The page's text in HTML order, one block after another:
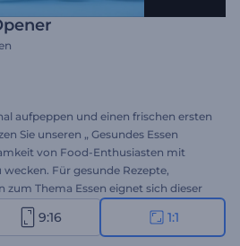
aufpeppen und einen frischen ersten
Sie unseren „ Gesundes Essen
von Food-Enthusiasten mit
Für gesunde Rezepte,
Thema Essen eignet sich dieser
von Inhalten. Laden Sie Ihr Logo
und wählen Sie einen dynamischen
9:16 1:1